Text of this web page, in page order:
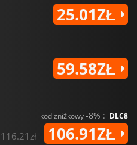
25.01ZŁ
59.58ZŁ
kod zniżkowy-8% : DLC8
116.21zł 106.91ZŁ